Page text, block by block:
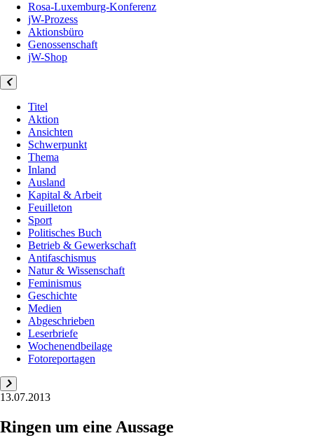
Rosa-Luxemburg-Konferenz
jW-Prozess
Aktionsbüro
Genossenschaft
jW-Shop
Titel
Aktion
Ansichten
Schwerpunkt
Thema
Inland
Ausland
Kapital & Arbeit
Feuilleton
Sport
Politisches Buch
Betrieb & Gewerkschaft
Antifaschismus
Natur & Wissenschaft
Feminismus
Geschichte
Medien
Abgeschrieben
Leserbriefe
Wochenendbeilage
Fotoreportagen
13.07.2013
Ringen um eine Aussage